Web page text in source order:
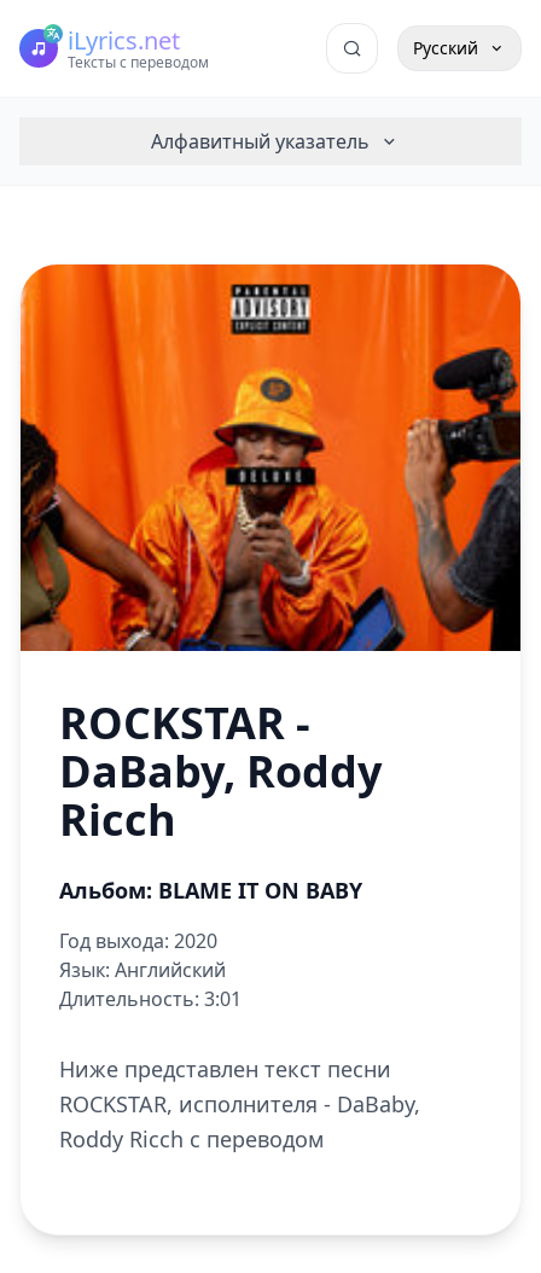
iLyrics.net
Тексты с переводом
Русский
Алфавитный указатель
ROCKSTAR -
DaBaby, Roddy
Ricch
Альбом: BLAME IT ON BABY
Год выхода: 2020
Язык: Английский
Длительность: 3:01
Ниже представлен текст песни
ROCKSTAR, исполнителя - DaBaby,
Roddy Ricch с переводом